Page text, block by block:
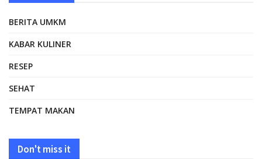
BERITA UMKM
KABAR KULINER
RESEP
SEHAT
TEMPAT MAKAN
Don't miss it